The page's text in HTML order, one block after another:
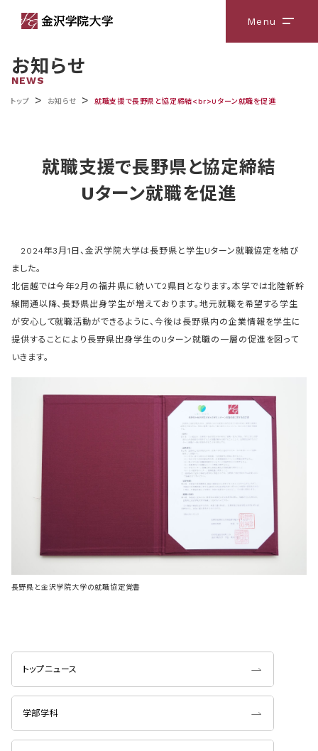
Menu メニ
お知らせ
NEWS
トップ > お知らせ > 就職支援で長野県と協定締結<br>Uターン就職を促進
就職支援で長野県と協定締結
Uターン就職を促進
2024年3月1日、金沢学院大学は長野県と学生Uターン就職協定を結び
ました。
北信越では今年2月の福井県に続いて2県目となります。本学では北陸新幹
線開通以降、長野県出身学生が増えております。地元就職を希望する学生
が安心して就職活動ができるように、今後は長野県内の企業情報を学生に
提供することにより長野県出身学生のUターン就職の一層の促進を図って
いきます。
長野県と金沢学院大学の就職協定覚書
トップニュース
学部学科